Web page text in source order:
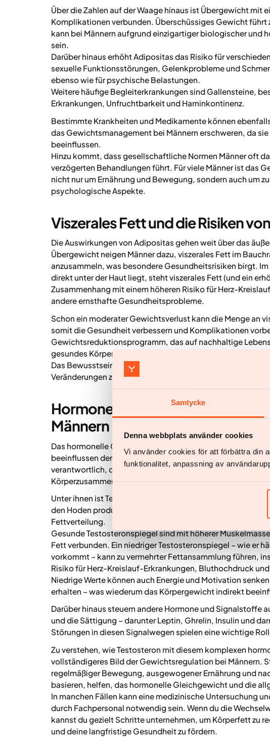
Samtycke
Denna webbplats använder cookies
Vi använder cookies för att förbättra din
funktionalitet, anpassning av
Über die Zahlen auf der Waage hinaus ist Übergewicht mit
Komplikationen verbunden. Überschüssiges Gewicht führt
kann bei Männern aufgrund einzigartiger biologischer und
sein.
Darüber hinaus erhöht Adipositas das Risiko für
sexuelle Funktionsstörungen, Gelenkprobleme und
ebenso wie für psychische Belastungen.
Weitere häufige Begleiterkrankungen sind Gallensteine,
Erkrankungen, Unfruchtbarkeit und Harninkontinenz.
Bestimmte Krankheiten und Medikamente können
das Gewichtsmanagement bei Männern erschweren, da
beeinflussen.
Hinzu kommt, dass gesellschaftliche Normen Männer oft
verzögerten Behandlungen führt. Für viele Männer ist das
nicht nur um Ernährung und Bewegung, sondern auch um
psychologische Aspekte.
Viszerales Fett und die Risiken
Die Auswirkungen von Adipositas gehen weit über das
Übergewicht neigen Männer dazu, viszerales Fett im
anzusammeln, was besondere Gesundheitsrisiken birgt.
direkt unter der Haut liegt, steht viszerales Fett (und ein
Zusammenhang mit einem höheren Risiko für Herz-
andere ernsthafte Gesundheitsprobleme.
Schon ein moderater Gewichtsverlust kann die Menge an
somit die Gesundheit verbessern und Komplikationen
Gewichtsreduktionsprogramm, das auf nachhaltige
gesundes Körpergewicht zu erreichen und langfristig zu
Das Bewusstsein für die Gefahren von viszeralem Fett
Veränderungen zu starten und die eigene Gesundheit zur
Hormonelle Faktoren bei der
Männern
Das hormonelle Gleichgewicht spielt eine zentrale Rolle
beeinflussen den Stoffwechsel und das Körpergewicht –
verantwortlich, doch sie wirken zusammen, um Hunger,
Körperzusammensetzung zu steuern.
Unter ihnen ist Testosteron besonders relevant für die
den Hoden produziert, unterstützt den Muskelaufbau, die
Fettverteilung.
Gesunde Testosteronspiegel sind mit höherer
Fett verbunden. Ein niedriger Testosteronspiegel – wie er
vorkommt – kann zu vermehrter Fettansammlung führen,
Risiko für Herz-Kreislauf-Erkrankungen, Bluthochdruck
Niedrige Werte können auch Energie und Motivation
erhalten – was wiederum das Körpergewicht indirekt
Darüber hinaus steuern andere Hormone und Signalstoffe
und die Sättigung – darunter Leptin, Ghrelin, Insulin und
Störungen in diesen Signalwegen spielen eine wichtige
Zu verstehen, wie Testosteron mit diesem komplexen
vollständigeres Bild der Gewichtsregulation bei Männern.
regelmäßiger Bewegung, ausgewogener Ernährung und
basieren, helfen, das hormonelle Gleichgewicht und die
In manchen Fällen kann eine medizinische Untersuchung
durch Fachpersonal notwendig sein. Wenn du die
kannst du gezielt Schritte unternehmen, um Körperfett zu
und deine langfristige Gesundheit zu fördern.